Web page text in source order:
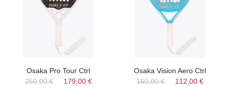
Osaka Pro Tour Ctrl
250,00 €
179,00 €
Osaka Vision Aero Ctrl
160,00 €
112,00 €